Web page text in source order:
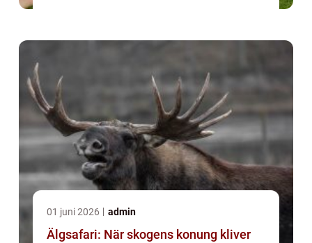
01 juni 2026 admin
Älgsafari: När skogens konung kliver